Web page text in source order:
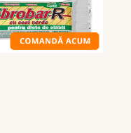
mănânci
pentru
masă
musculară